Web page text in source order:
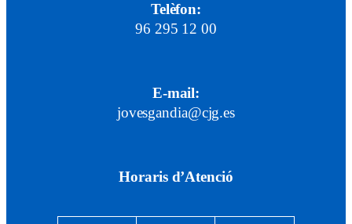
Telèfon:
96 295 12 00
E-mail:
jovesgandia@cjg.es
Horaris d’Atenció